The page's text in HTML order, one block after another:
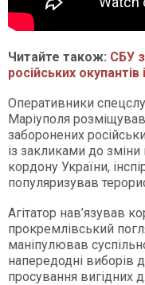
Читайте також: СБУ
російських
Оперативники
Маріуполя
заборонених
із закликами до
кордону України,
популяризував
Агітатор нав’язував
прокремлівський
маніпулював
напередодні виборів
просування вигідних